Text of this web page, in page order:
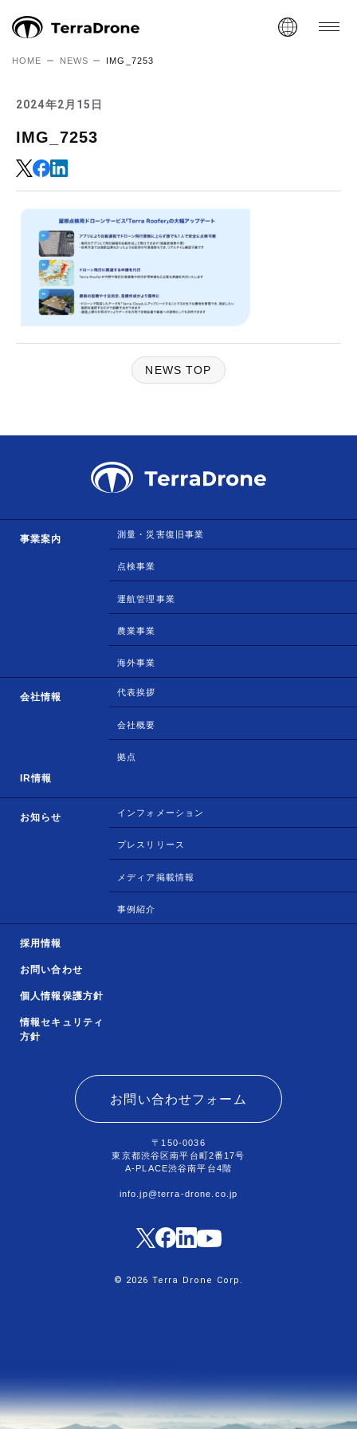
HOME NEWS IMG_7253
2024年2月15日
IMG_7253
NEWS TOP
事業案内 測量・災害復旧事業
点検事業
運航管理事業
農業事業
海外事業
会社情報 代表挨拶
会社概要
拠点
IR情報
お知らせ インフォメーション
プレスリリース
メディア掲載情報
事例紹介
採用情報
お問い合わせ
個人情報保護方針
情報セキュリティ
方針
お問い合わせフォーム
〒150-0036
東京都渋谷区南平台町2番17号
A-PLACE渋谷南平台4階
info.jp@terra-drone.co.jp
© 2026 Terra Drone Corp.